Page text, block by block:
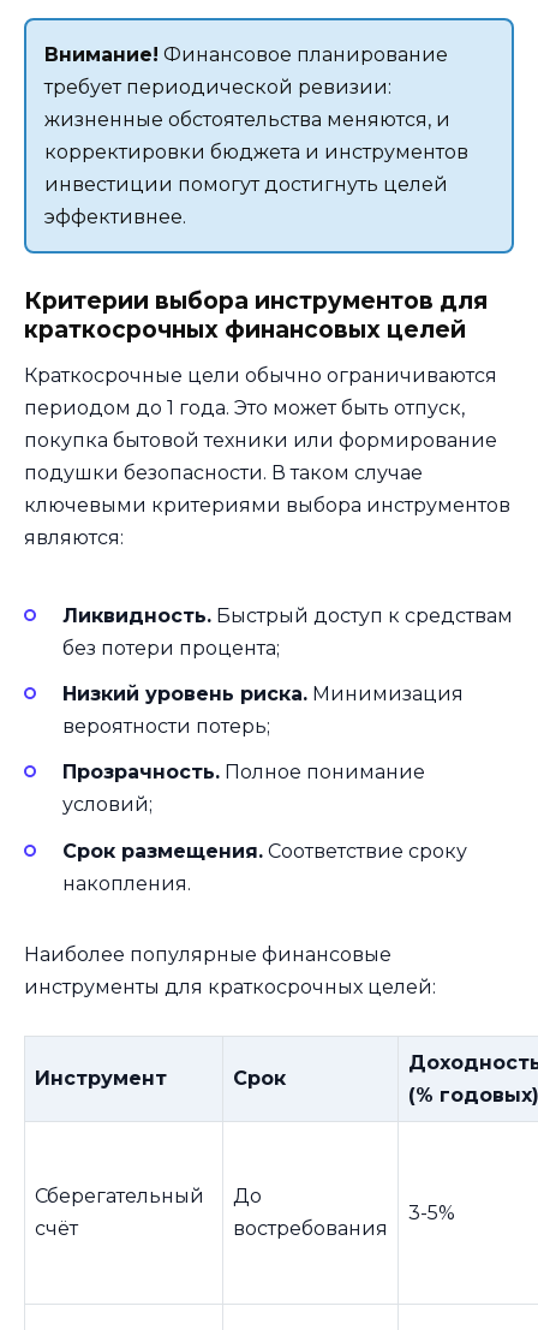
Внимание! Финансовое планирование
требует периодической ревизии:
жизненные обстоятельства меняются, и
корректировки бюджета и инструментов
инвестиции помогут достигнуть целей
эффективнее.
Критерии выбора инструментов для
краткосрочных финансовых целей
Краткосрочные цели обычно ограничиваются
периодом до 1 года. Это может быть отпуск,
покупка бытовой техники или формирование
подушки безопасности. В таком случае
ключевыми критериями выбора инструментов
являются:
Ликвидность. Быстрый доступ к средствам
без потери процента;
Низкий уровень риска. Минимизация
вероятности потерь;
Прозрачность. Полное понимание
условий;
Срок размещения. Соответствие сроку
накопления.
Наиболее популярные финансовые
инструменты для краткосрочных целей:
Инструмент Срок
(% годовых)
Сберегательный
счёт
До
востребования
3-5%